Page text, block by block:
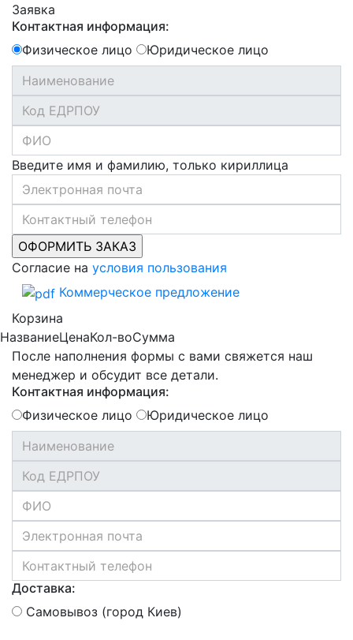
Заявка
Контактная информация:
Физическое лицо
Юридическое лицо
Введите имя и фамилию, только кириллица
Согласие на условия пользования
Коммерческое предложение
Корзина
НазваниеЦенаКол-воСумма
После наполнения формы с вами свяжется наш
менеджер и обсудит все детали.
Контактная информация:
Физическое лицо
Юридическое лицо
Доставка:
Самовывоз (город Киев)